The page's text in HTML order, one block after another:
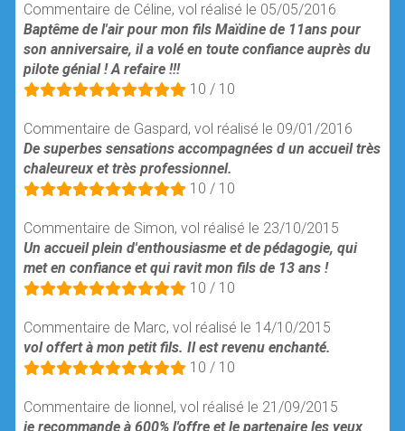
Commentaire de Céline, vol réalisé le 05/05/2016
Baptême de l'air pour mon fils Maïdine de 11ans pour
son anniversaire, il a volé en toute confiance auprès du
pilote génial ! A refaire !!!
10 / 10
Commentaire de Gaspard, vol réalisé le 09/01/2016
De superbes sensations accompagnées d un accueil très
chaleureux et très professionnel.
10 / 10
Commentaire de Simon, vol réalisé le 23/10/2015
Un accueil plein d'enthousiasme et de pédagogie, qui
met en confiance et qui ravit mon fils de 13 ans !
10 / 10
Commentaire de Marc, vol réalisé le 14/10/2015
vol offert à mon petit fils. Il est revenu enchanté.
10 / 10
Commentaire de lionnel, vol réalisé le 21/09/2015
je recommande à 600% l'offre et le partenaire les yeux